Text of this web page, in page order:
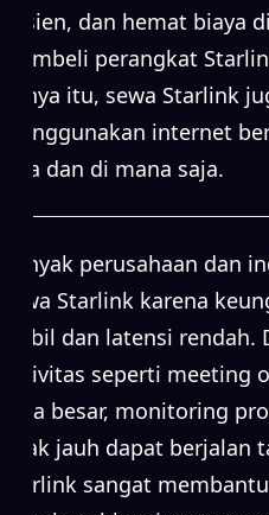
efisien, dan hemat biaya
membeli perangkat
hanya itu, sewa Starlink
menggunakan internet
saja dan di mana saja.
Banyak perusahaan dan
sewa Starlink karena
stabil dan latensi rendah.
aktivitas seperti meeting
data besar, monitoring
jarak jauh dapat berjalan
Starlink sangat